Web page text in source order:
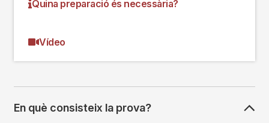
Quina preparació és necessària?
Vídeo
En què consisteix la prova?